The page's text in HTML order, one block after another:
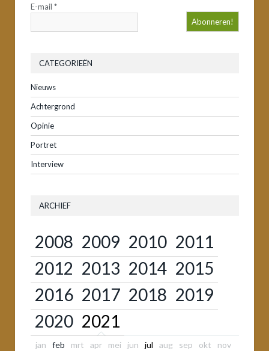
E-mail *
CATEGORIEËN
Nieuws
Achtergrond
Opinie
Portret
Interview
ARCHIEF
2008 2009 2010 2011
2012 2013 2014 2015
2016 2017 2018 2019
2020 2021
jan feb mrt apr mei jun jul aug sep okt
nov